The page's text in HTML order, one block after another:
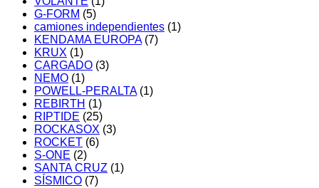
G-FORM (5)
camiones independientes (1)
KENDAMA EUROPA (7)
KRUX (1)
CARGADO (3)
NEMO (1)
POWELL-PERALTA (1)
REBIRTH (1)
RIPTIDE (25)
ROCKASOX (3)
ROCKET (6)
S-ONE (2)
SANTA CRUZ (1)
SÍSMICO (7)